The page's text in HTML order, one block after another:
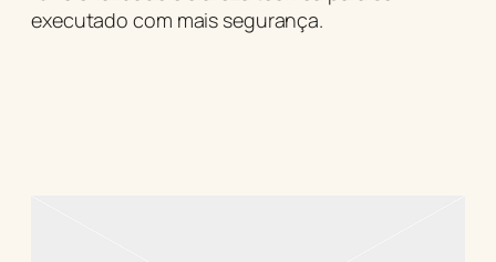
executado com mais segurança.